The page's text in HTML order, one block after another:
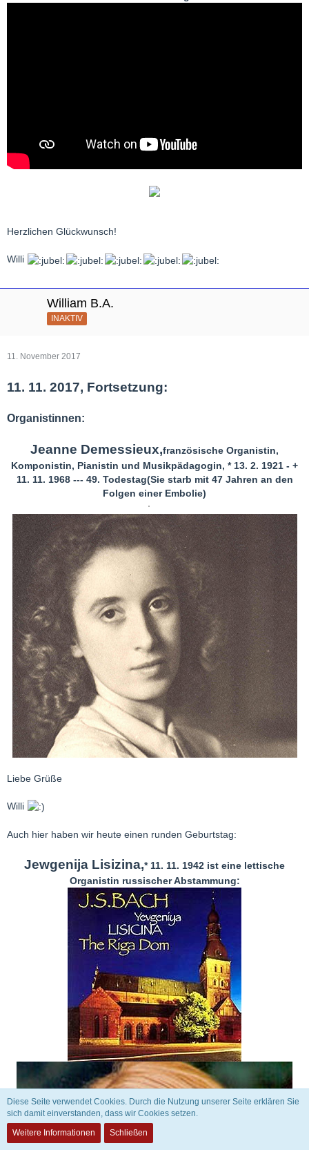
Herzlichen Glückwunsch!
Willi
William B.A.
INAKTIV
11. November 2017
11. 11. 2017, Fortsetzung:
Organistinnen:
Jeanne Demessieux,französische Organistin,
Komponistin, Pianistin und Musikpädagogin, * 13. 2. 1921 - +
11. 11. 1968 --- 49. Todestag(Sie starb mit 47 Jahren an den
Folgen einer Embolie)
Liebe Grüße
Willi
Auch hier haben wir heute einen runden Geburtstag:
Jewgenija Lisizina,* 11. 11. 1942 ist eine lettische
Organistin russischer Abstammung:
Diese Seite verwendet Cookies. Durch die Nutzung unserer Seite erklären Sie
sich damit einverstanden, dass wir Cookies setzen.
Weitere Informationen
Schließen